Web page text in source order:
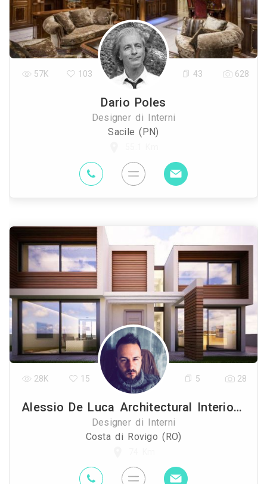
Dario Poles
Designer di Interni
Sacile (PN)
57K 103 43 628
Alessio De Luca Architectural Interior And Industrial Designer
Designer di Interni
Costa di Rovigo (RO)
28K 15 5 28